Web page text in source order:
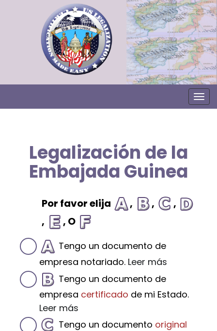
Legalización de la
Embajada Guinea
Por favor elija , ,
,
,
, O
Tengo un documento de
empresa notariado. Leer más
Tengo un documento de
empresa certificado de mi Estado.
Leer más
Tengo un documento original